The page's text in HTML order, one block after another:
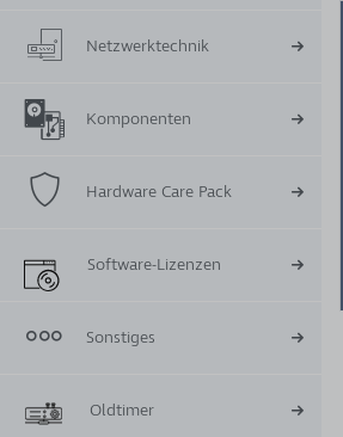
Netzwerktechnik
Komponenten
Hardware Care Pack
Software-Lizenzen
Sonstiges
Oldtimer